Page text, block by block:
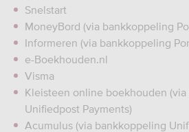
Snelstart
MoneyBord (via bankkoppeling
Informeren (via bankkoppeling
e-Boekhouden.nl
Visma
Kleisteen online boekhouden
Unifiedpost Payments)
Acumulus (via bankkoppeling